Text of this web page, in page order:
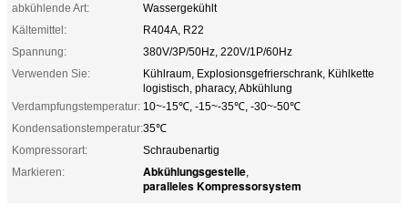
abkühlende Art:
Wassergekühlt
Kältemittel:
R404A, R22
Spannung:
380V/3P/50Hz, 220V/1P/60Hz
Verwenden Sie:
Kühlraum, Explosionsgefrierschrank, Kühlkette
logistisch, pharacy, Abkühlung
Verdampfungstemperatur: 10~-15℃, -15~-35℃, -30~-50℃
Kondensationstemperatur:35℃
Kompressorart:
Schraubenartig
Markieren:
Abkühlungsgestelle,
paralleles Kompressorsystem